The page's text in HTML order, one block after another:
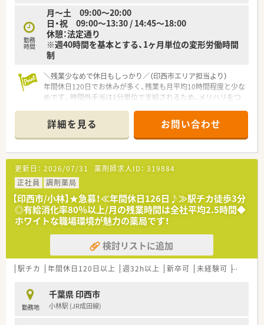
勤務を行うなど、仕事と育児を賢く両立している女性薬剤師が多
数在籍します。
■社内公募制度に積極的に手を挙げ、店舗開発や新規プロジェク
トに参画するなど、薬剤師の枠を超えた活躍を志す向上心豊かな
若手層です。
【こんな方にオススメ】
■印西牧の原駅に直結した便利な環境で、雨の日でも濡れずに通
勤し、仕事帰りにお買い物も済ませたいという効率重視の方に最
適です。
■年間120日以上の休日と、毎年必ず取得できる7連休を重視し、
プライベートの時間もしっかりと大切にしたい薬剤師の方に推
奨いたします。
■大手ならではの手厚い研修と福利厚生を享受しながら、将来的
に本部職や専門職など多様なキャリアの選択肢を持ちたい方に
ぴったりの職場です。
勤務
時間
月～土 09:00～20:00
日・祝 09:00～13:30 / 14:45～18:00
休憩：法定通り
※週40時間を基本とする、1ヶ月単位の変形労働時間
制
＼残業少なめで休日もしっかり／（印西市エリア担当より）
年間休日120日でお休みが多く、残業も月平均10時間程度と少な
めです。時間外手当は1分単位で支給されるため、メリハリをつ
＊------------------------------------------＊
【店舗情報と応需状況について】
■最寄り駅である千葉ニュータウン中央駅から徒歩で3分の場所
に位置しており、通勤や仕事帰りの買い物にも大変便利な好立地
です。
■応需科目は小児科や内科、消化器科、精神科、皮膚科など複数
に対応し、処方箋は1日あたり100枚から120枚を受け付けてい
ます。
■勤務者数は常勤薬剤師が3名、非常勤薬剤師が1名在籍してお
り、複数のスタッフで協力し合いながら業務を進めています。
【想定されるキャリアイメージ】
■学歴や年齢に関わらずやる気のある社員を正当に評価し、責任
あるポジションやキャリアアップの機会を与える社風です。
■調剤専門店からドラッグストア併設店まで複数の薬局形態を
す。
■店舗展開が近隣エリアに多いため、転居のない範囲での異動を
通じて多くの診療科目の処方や専門知識を学ぶことが可能で
詳細を見る お問い合わせ
更新日： 2026/07/31 薬剤師求人ID： 319884
正社員
調剤薬局
【印西市/小林】★急募！≪年間休日126日♪≫駅チカ徒歩3分
◎有給消化率80％以上/月の残業時間は全社平均2.5時間◆
ホワイトな職場環境が魅力の薬局です！
検討リストに追加
駅チカ 年間休日120日以上 週32h以上 新卒可 未経験可 ブラン
勤務地
千葉県 印西市
小林駅 (JR成田線)